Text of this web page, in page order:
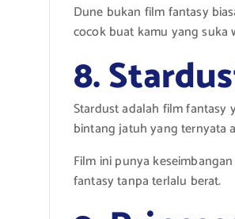
Dune bukan film fantasy
cocok buat kamu yang
8.
Stardust adalah film fantasy
bintang jatuh yang ternyata
Film ini punya
fantasy tanpa terlalu berat.